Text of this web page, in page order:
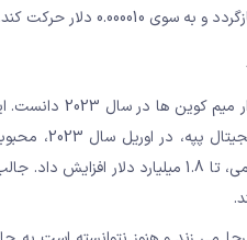
را می توان یک
کارتونی
افزایش یافت. این توکن نوستالژی، ارزش بازار خود